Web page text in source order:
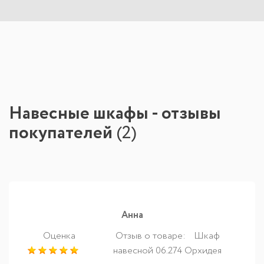
Навесные шкафы - отзывы
покупателей (2)
Анна
Оценка
Отзыв о товаре:
Шкаф
навесной 06.274 Орхидея